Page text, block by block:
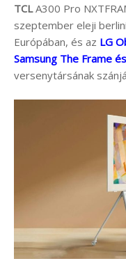
TCLA300 Pro
szeptember eleji berlini
Európában, és az LG
Samsung The Frame
versenytársának